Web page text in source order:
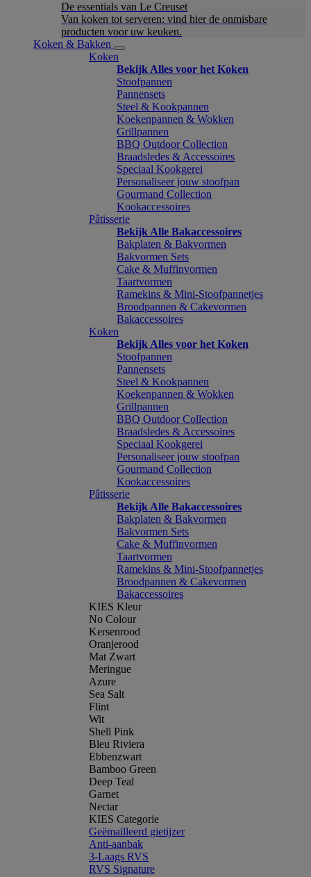
De essentials van Le Creuset
Van koken tot serveren: vind hier de onmisbare
producten voor uw keuken.
Koken & Bakken
Koken
Bekijk Alles voor het Koken
Stoofpannen
Pannensets
Steel & Kookpannen
Koekenpannen & Wokken
Grillpannen
BBQ Outdoor Collection
Braadsledes & Accessoires
Speciaal Kookgerei
Personaliseer jouw stoofpan
Gourmand Collection
Kookaccessoires
Pâtisserie
Bekijk Alle Bakaccessoires
Bakplaten & Bakvormen
Bakvormen Sets
Cake & Muffinvormen
Taartvormen
Ramekins & Mini-Stoofpannetjes
Broodpannen & Cakevormen
Bakaccessoires
Koken
Bekijk Alles voor het Koken
Stoofpannen
Pannensets
Steel & Kookpannen
Koekenpannen & Wokken
Grillpannen
BBQ Outdoor Collection
Braadsledes & Accessoires
Speciaal Kookgerei
Personaliseer jouw stoofpan
Gourmand Collection
Kookaccessoires
Pâtisserie
Bekijk Alle Bakaccessoires
Bakplaten & Bakvormen
Bakvormen Sets
Cake & Muffinvormen
Taartvormen
Ramekins & Mini-Stoofpannetjes
Broodpannen & Cakevormen
Bakaccessoires
KIES Kleur
No Colour
Kersenrood
Oranjerood
Mat Zwart
Meringue
Azure
Sea Salt
Flint
Wit
Shell Pink
Bleu Riviera
Ebbenzwart
Bamboo Green
Deep Teal
Garnet
Nectar
KIES Categorie
Geëmailleerd gietijzer
Anti-aanbak
3-Laags RVS
RVS Signature